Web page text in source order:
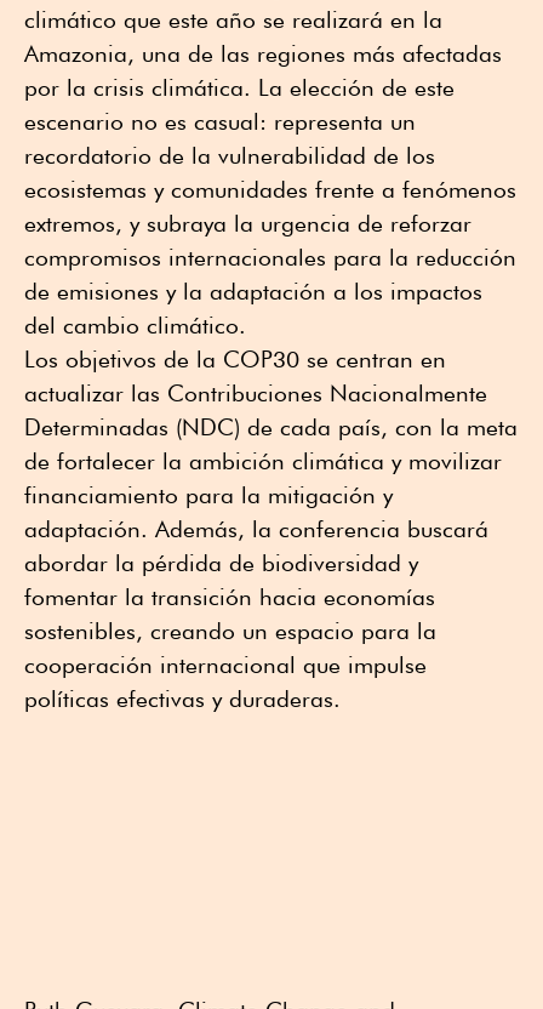
climático que este año se realizará en la
Amazonia, una de las regiones más afectadas
por la crisis climática. La elección de este
escenario no es casual: representa un
recordatorio de la vulnerabilidad de los
ecosistemas y comunidades frente a fenómenos
extremos, y subraya la urgencia de reforzar
compromisos internacionales para la reducción
de emisiones y la adaptación a los impactos
del cambio climático.
Los objetivos de la COP30 se centran en
actualizar las Contribuciones Nacionalmente
Determinadas (NDC) de cada país, con la meta
de fortalecer la ambición climática y movilizar
financiamiento para la mitigación y
adaptación. Además, la conferencia buscará
abordar la pérdida de biodiversidad y
fomentar la transición hacia economías
sostenibles, creando un espacio para la
cooperación internacional que impulse
políticas efectivas y duraderas.